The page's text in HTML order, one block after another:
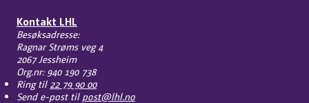
Kontakt LHL
Besøksadresse:
Ragnar Strøms veg 4
2067 Jessheim
Org.nr: 940 190 738
Ring til 22 79 90 00
Send e-post til post@lhl.no